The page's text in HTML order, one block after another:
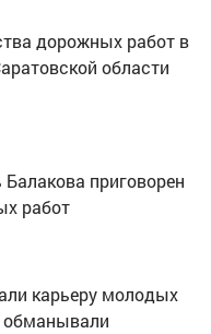
дорожных работ в
области
приговорен
работ
карьеру молодых
обманывали